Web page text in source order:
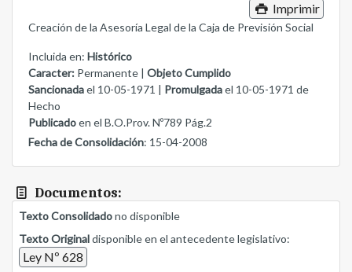
Imprimir
Creación de la Asesoría Legal de la Caja de Previsión Social
Incluida en: Histórico
Caracter: Permanente | Objeto Cumplido
Sancionadael 10-05-1971 | Promulgadael 10-05-1971 de
Hecho
Publicadoen el B.O.Prov. Nº789 Pág.2
Fecha de Consolidación: 15-04-2008
Documentos:
Texto Consolidadono disponible
Texto Originaldisponible en el antecedente legislativo:
Ley Nº 628